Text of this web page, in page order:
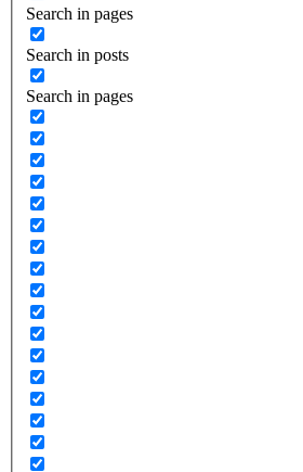
Search in pages
Search in posts
Search in pages